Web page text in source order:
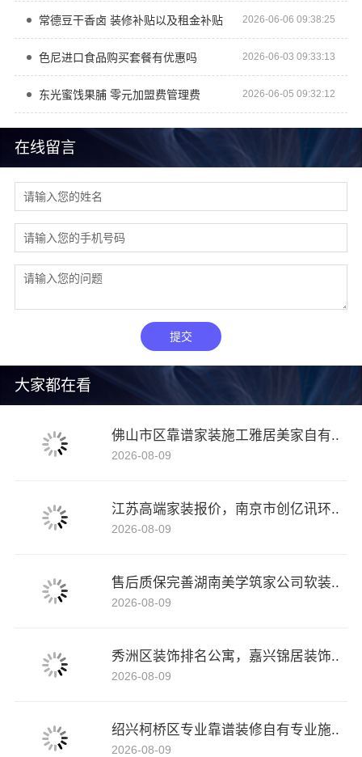
大家都在看
佛山市区靠谱家装施工雅居美家自有..
2026-08-09
江苏高端家装报价，南京市创亿讯环..
2026-08-09
售后质保完善湖南美学筑家公司软装..
2026-08-09
秀洲区装饰排名公寓，嘉兴锦居装饰..
2026-08-09
绍兴柯桥区专业靠谱装修自有专业施..
2026-08-09
在线留言
提交
常德豆干香卤 装修补贴以及租金补贴 2026-06-06 09:38:25
色尼进口食品购买套餐有优惠吗 2026-06-03 09:33:13
东光蜜饯果脯 零元加盟费管理费 2026-06-05 09:32:12